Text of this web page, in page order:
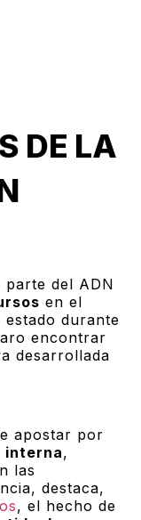
DE LA
del ADN
en el
durante
encontrar
desarrollada
apostar por
interna,
las
destaca,
, el hecho de